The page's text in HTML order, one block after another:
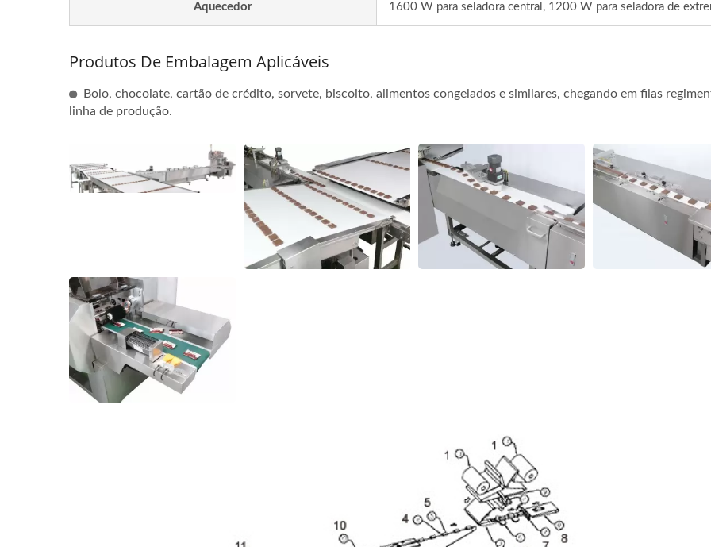
Aquecedor 1600 W para seladora central, 1200 W para seladora de
Produtos De Embalagem Aplicáveis
Bolo, chocolate, cartão de crédito, sorvete, biscoito, alimentos congelados e similares, chegando em filas
linha de produção.